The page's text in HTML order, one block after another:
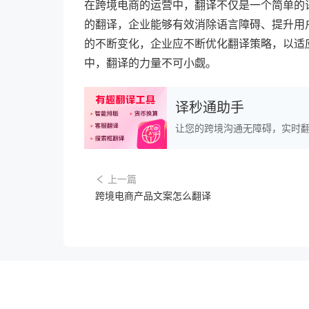
在跨境电商的运营中，翻译不仅是一个简单
的翻译，企业能够有效消除语言障碍、提升
的不断变化，企业应不断优化翻译策略，以
中，翻译的力量不可小觑。
译秒通助手
让您的跨境沟通无障碍，实时
上一篇
跨境电商产品文案怎么翻译